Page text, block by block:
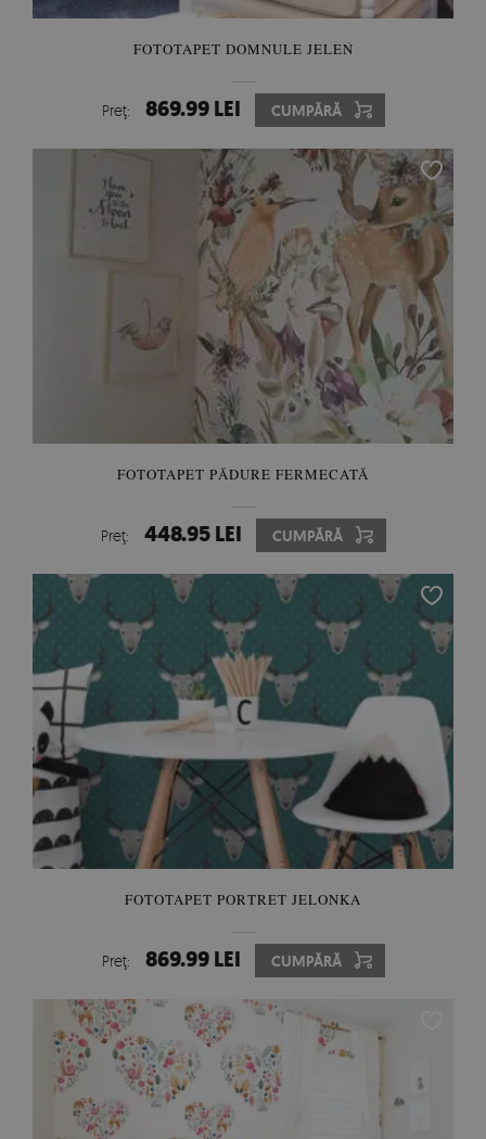
FOTOTAPET DOMNULE JELEŃ
Preţ: 869.99 LEI CUMPĂRĂ
FOTOTAPET PĂDURE FERMECATĂ
Preţ: 448.95 LEI CUMPĂRĂ
FOTOTAPET PORTRET JELONKA
Preţ: 869.99 LEI CUMPĂRĂ